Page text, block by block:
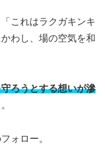
これはラクガキンキ
わし、場の空気を和
ろうとする想いが滲
ォロー。